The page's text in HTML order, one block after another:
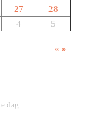
27
28
4 5
« »
dag.